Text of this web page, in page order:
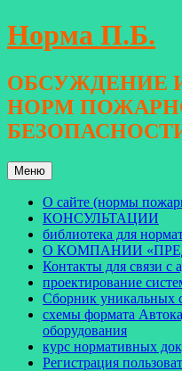
Перейти
к
Норма П.Б.
ОБСУЖДЕНИЕ
НОРМ
Меню
О сайте (нормы
КОНСУЛЬТАЦИИ
библиотека для
О КОМПАНИИ
Контакты для связи с
проектирование
Сборник уникальных
схемы формата
оборудования
курс нормативных
Регистрация